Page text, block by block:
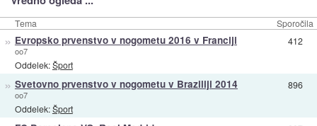
Tema Sporočila
» Evropsko prvenstvo v nogometu 2016 v Franciji
oo7
Oddelek:Šport
412
» Svetovno prvenstvo v nogometu v Braziliji 2014
oo7
Oddelek:Šport
896